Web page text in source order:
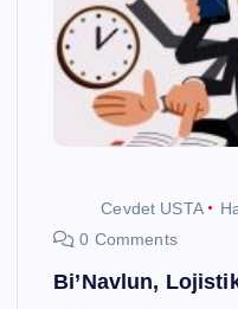
Cevdet USTA
0 Comments
Bi’Navlun,